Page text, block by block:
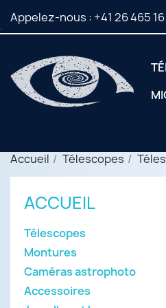
Appelez-nous : +41 26 465
Accueil Télescopes
ACCUEIL
Télescopes
Montures
Caméras astrophoto
Accessoires